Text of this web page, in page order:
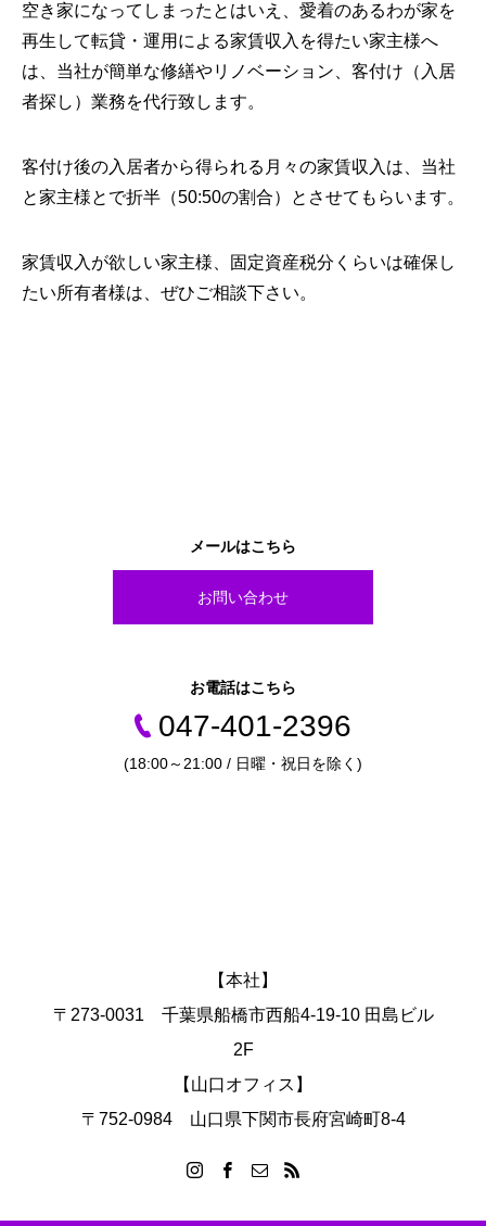
空き家になってしまったとはいえ、愛着のあるわが家を
再生して転貸・運用による家賃収入を得たい家主様へ
は、当社が簡単な修繕やリノベーション、客付け（入居
者探し）業務を代行致します。
客付け後の入居者から得られる月々の家賃収入は、当社
と家主様とで折半（50:50の割合）とさせてもらいます。
家賃収入が欲しい家主様、固定資産税分くらいは確保し
たい所有者様は、ぜひご相談下さい。
メールはこちら
お問い合わせ
お電話はこちら
047-401-2396
(18:00～21:00 / 日曜・祝日を除く)
【本社】
〒273-0031 千葉県船橋市西船4-19-10 田島ビル
2F
【山口オフィス】
〒752-0984 山口県下関市長府宮崎町8-4